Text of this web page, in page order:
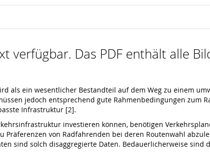
verfügbar. Das PDF enthält alle
als ein wesentlicher Bestandteil auf dem Weg zu einem
jedoch entsprechend gute Rahmenbedingungen zum
Infrastruktur [2].
investieren können, benötigen
Präferenzen von Radfahrenden bei deren Routenwahl
sind solch disaggregierte Daten. Bedauerlicherweise